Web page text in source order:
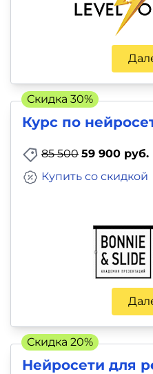
Курс по
85 500 59 900 руб.
Купить со скидкой
Скидка 30%
Нейросети для
Скидка 20%